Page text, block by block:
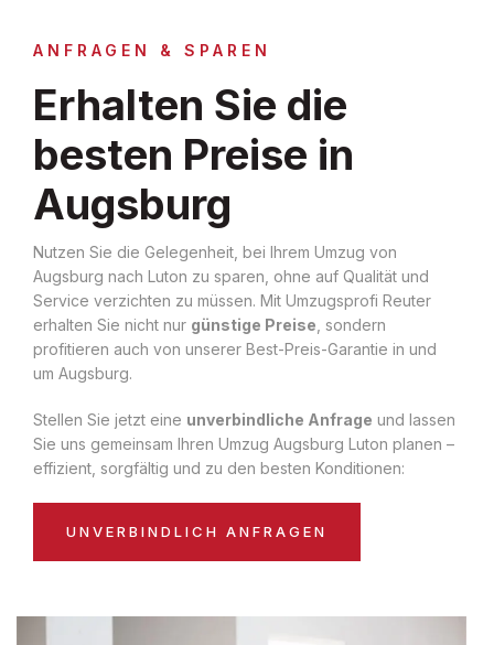
ANFRAGEN & SPAREN
Erhalten Sie die
besten Preise in
Augsburg
Nutzen Sie die Gelegenheit, bei Ihrem Umzug von
Augsburg nach Luton zu sparen, ohne auf Qualität und
Service verzichten zu müssen. Mit Umzugsprofi Reuter
erhalten Sie nicht nur günstige Preise , sondern
profitieren auch von unserer Best-Preis-Garantie in und
um Augsburg.
Stellen Sie jetzt eine unverbindliche Anfrage und lassen
Sie uns gemeinsam Ihren Umzug Augsburg Luton planen –
effizient, sorgfältig und zu den besten Konditionen:
UNVERBINDLICH ANFRAGEN